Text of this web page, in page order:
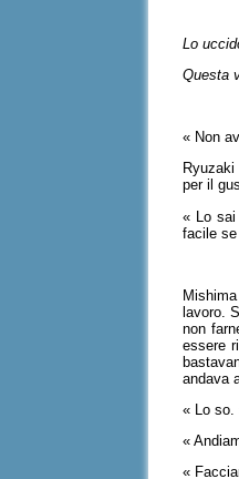
Lo
Questa
« Non
per il
« Lo sai
facile
lavoro.
non
essere
andava
« Lo so.
«
«